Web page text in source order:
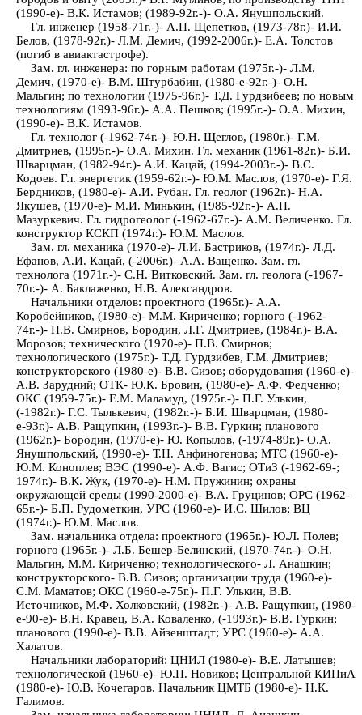
(1990-е)- В.К. Истамов; (1989-92г.-)- О.А. Янушпольский.
Гл. инженер (1958-71г.-)- А.П. Щепетков, (1973-78г.)- И.И.
Белов, (1978-92г.)- Л.М. Демич, (1992-2006г.)- Е.А. Толстов
(погиб в авиактастрофе).
Зам. гл. инженера: по горным работам (1975г.-)- Л.М.
Демич, (1970-е)- В.М. Штурбабин, (1980-е-92г.-)- О.Н.
Мальгин; по технологии (1975-96г.)- Т.Д. Гурдзибеев; по новым
технологиям (1993-96г.)- А.А. Пешков; (1995г.-)- О.А. Михин,
(1990-е)- В.К. Истамов.
Гл. технолог (-1962-74г.-)- Ю.Н. Щеглов, (1980г.)- Г.М.
Дмитриев, (1995г.-)- О.А. Михин. Гл. механик (1961-82г.)- Б.И.
Шварцман, (1982-94г.)- А.И. Кацай, (1994-2003г.-)- В.С.
Кодоев. Гл. энергетик (1959-62г.-)- Ю.М. Маслов, (1970-е)- Г.Я.
Бердников, (1980-е)- А.И. Рубан. Гл. геолог (1962г.)- Н.А.
Якушев, (1970-е)- М.И. Минькин, (1985-92г.-)- А.П.
Мазуркевич. Гл. гидрогеолог (-1962-67г.-)- А.М. Величенко. Гл.
конструктор КСКП (1974г.)- Ю.М. Маслов.
Зам. гл. механика (1970-е)- Л.И. Бастриков, (1974г.)- Л.Д.
Ефанов, А.И. Кацай, (-2006г.)- А.А. Ващенко. Зам. гл.
технолога (1971г.-)- С.Н. Витковский. Зам. гл. геолога (-1967-
70г.-)- А. Баклаженко, Н.В. Александров.
Начальники отделов: проектного (1965г.)- А.А.
Коробейников, (1980-е)- М.М. Кириченко; горного (-1962-
74г.-)- П.В. Смирнов, Бородин, Л.Г. Дмитриев, (1984г.)- В.А.
Морозов; технического (1970-е)- П.В. Смирнов;
технологического (1975г.)- Т.Д. Гурдзибев, Г.М. Дмитриев;
конструкторского (1980-е)- В.В. Сизов; оборудования (1960-е)-
А.В. Зарудний; ОТК- Ю.К. Бровин, (1980-е)- А.Ф. Федченко;
ОКС (1959-75г.)- Е.М. Маламуд, (1975г.-)- П.Г. Улькин,
(-1982г.)- Г.С. Тылькевич, (1982г.-)- Б.И. Шварцман, (1980-
е-93г.)- А.В. Ращупкин, (1993г.-)- В.В. Гуркин; планового
(1962г.)- Бородин, (1970-е)- Ю. Копылов, (-1974-89г.)- О.А.
Янушпольский, (1990-е)- Т.Н. Анфиногенова; МТС (1960-е)-
Ю.М. Коноплев; ВЭС (1990-е)- А.Ф. Вагис; ОТиЗ (-1962-69-;
1974г.)- В.К. Жук, (1970-е)- Н.М. Пружинин; охраны
окружающей среды (1990-2000-е)- В.А. Груцинов; ОРС (1962-
65г.-)- Б.П. Рудометкин, УРС (1960-е)- И.С. Шилов; ВЦ
(1974г.)- Ю.М. Маслов.
Зам. начальника отдела: проектного (1965г.)- Ю.Л. Полев;
горного (1965г.-)- Л.Б. Бешер-Белинский, (1970-74г.-)- О.Н.
Мальгин, М.М. Кириченко; технологического- Л. Анашкин;
конструкторского- В.В. Сизов; организации труда (1960-е)-
С.М. Маматов; ОКС (1960-е-75г.)- П.Г. Улькин, В.В.
Источников, М.Ф. Холковский, (1982г.-)- А.В. Ращупкин, (1980-
е-90-е)- В.Н. Кравец, В.А. Коваленко, (-1993г.)- В.В. Гуркин;
планового (1990-е)- В.В. Айзенштадт; УРС (1960-е)- А.А.
Халатов.
Начальники лабораторий: ЦНИЛ (1980-е)- В.Е. Латышев;
технологической (1960-е)- Ю.П. Новиков; Центральной КИПиА
(1980-е)- Ю.В. Кочегаров. Начальник ЦМТБ (1980-е)- Н.К.
Галимов.